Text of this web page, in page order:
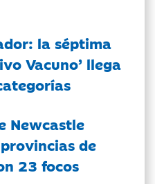
la séptima
Vacuno’ llega
Newcastle
de
23 focos